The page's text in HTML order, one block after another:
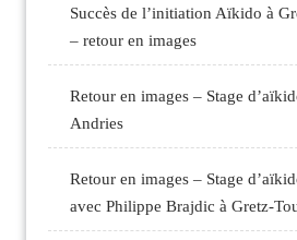
Succès de l’initiation Aïkido à
– retour en images
Retour en images – Stage
Andries
Retour en images – Stage
avec Philippe Brajdic à Gretz-